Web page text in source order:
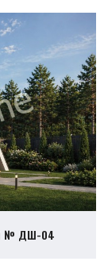
№ ДШ-04